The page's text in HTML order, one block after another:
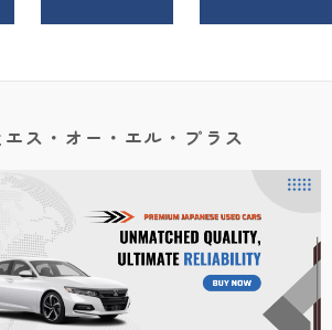
ス・オー・エル・プラス